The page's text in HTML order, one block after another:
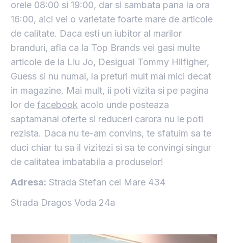
orele 08:00 si 19:00, dar si sambata pana la ora
16:00, aici vei o varietate foarte mare de articole
de calitate. Daca esti un iubitor al marilor
branduri, afla ca la Top Brands vei gasi multe
articole de la Liu Jo, Desigual Tommy Hilfigher,
Guess si nu numai, la preturi mult mai mici decat
in magazine. Mai mult, ii poti vizita si pe pagina
lor de facebook acolo unde posteaza
saptamanal oferte si reduceri carora nu le poti
rezista. Daca nu te-am convins, te sfatuim sa te
duci chiar tu sa il vizitezi si sa te convingi singur
de calitatea imbatabila a produselor!
Adresa: Strada Stefan cel Mare 434
Strada Dragos Voda 24a